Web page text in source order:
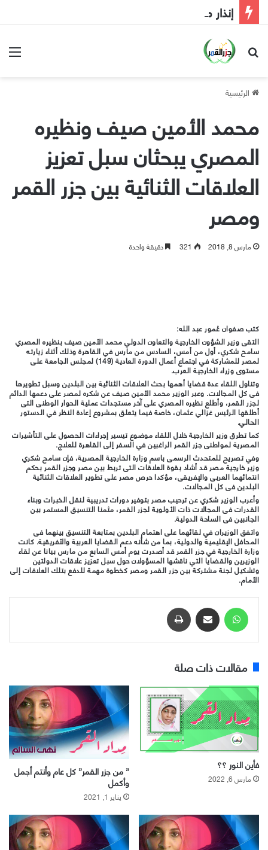
إنذار مبكر إلى الحكومة
بحث عن
الرئيسية
محمد الأمين صيف ونظيره
المصري يبحثان سبل تعزيز
العلاقات الثنائية بين جزر القمر
ومصر
مارس 8, 2018 321 دقيقة واحدة
كتب صفوان عُمور عبد الله:
التقى وزير الشؤون الخارجية والتعاون الدولي محمد الأمين صيف بنظيره المصري
سامح شكري، أول من أمس، السادس من مارس في القاهرة وذلك أثناء زيارته
لمصر للمشاركة في اجتماع أعمال الدورة العادية (149) لمجلس الجامعة على
مستوى وزراء الخارجية العرب.
وتناول اللقاء عدة قضايا أهمها بحث العلاقات الثنائية بين البلدين وسبل تطويرها
فى كل المجالات. وعبر الوزير محمد الأمين صيف عن شكره لمصر على دعمها الدائم
لجزر القمر، وأطلع نظيره المصري على آخر مستجدات عملية الحوار الوطنى التى
أطلقها الرئيس غزالي عثمان، خاصة فيما يتعلق بمشروع إعادة النظر في الدستور
الحالي.
كما تطرق وزير الخارجية خلال اللقاء موضوع تيسير إجراءات الحصول على التأشيرات
المصرية لمواطنى جزر القمر الراغبين في السفر إلى القاهرة للعلاج.
وفي تصريح للمتحدث الرسمى باسم وزارة الخارجية المصرية، فإن سامح شكري
وزير خارجية مصر قد أشاد بقوة العلاقات التى تربط بين مصر وجزر القمر بحكم
انتمائهما العربى والإفريقى، مؤكدا حرص مصر على تطوير العلاقات الثنائية
البلدين فى كل المجالات.
وأعرب الوزير شكري عن ترحيب مصر بتوفير دورات تدريبية لنقل الخبرات وبناء
القدرات فى المجالات ذات الأولوية لجزر القمر، مثمنا التنسيق المستمر بين
الجانبين فى الساحة الدولية.
واتفق الوزيران في لقائهما على اهتمام البلدين بمتابعة التنسيق بينهما فى
المحافل الإقليمية والدولية، بما من شأنه دعم القضايا العربية والأفريقية. كانت
وزارة الخارجية في جزر القمر قد أصدرت يوم أمس السابع من مارس بيانا عن لقاء
الوزيرين والقضايا التي ناقشها المسؤولان حول سبل تعزيز علاقات الدولتين
وتشكيل لجنة مشتركة بين جزر القمر ومصر كخطوة مهمة للدفع بتلك العلاقات إلى
الأمام.
مقالات ذات صلة
فأين النور ؟؟
مارس 6, 2022
” من جزر القمر” كل عام وأنتم أجمل
وأكمل
يناير 1, 2021